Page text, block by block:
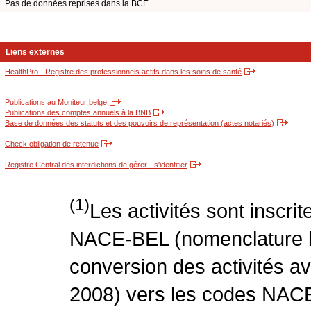
Pas de données reprises dans la BCE.
Liens externes
HealthPro - Registre des professionnels actifs dans les soins de santé
Publications au Moniteur belge
Publications des comptes annuels à la BNB
Base de données des statuts et des pouvoirs de représentation (actes notariés)
Check obligation de retenue
Registre Central des interdictions de gérer - s'identifier
(1)Les activités sont
NACE-BEL
conversion des activités
2008) vers les codes